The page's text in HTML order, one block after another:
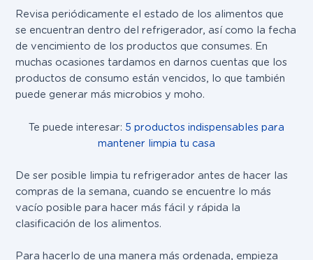
Revisa periódicamente el estado de los alimentos que
se encuentran dentro del refrigerador, así como la fecha
de vencimiento de los productos que consumes. En
muchas ocasiones tardamos en darnos cuentas que los
productos de consumo están vencidos, lo que también
puede generar más microbios y moho.
Te puede interesar: 5 productos indispensables para
mantener limpia tu casa
De ser posible limpia tu refrigerador antes de hacer las
compras de la semana, cuando se encuentre lo más
vacío posible para hacer más fácil y rápida la
clasificación de los alimentos.
Para hacerlo de una manera más ordenada, empieza